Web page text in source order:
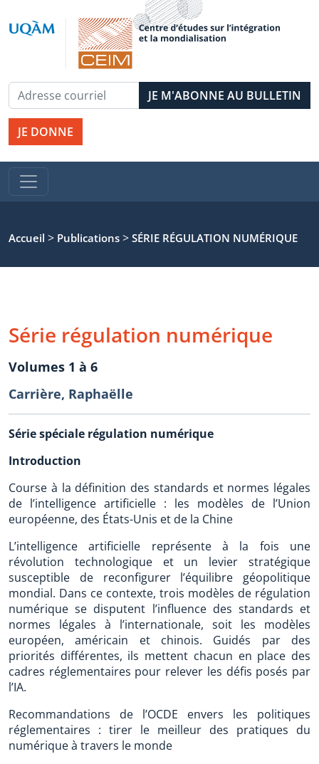
JE DONNE
Accueil > Publications > SÉRIE RÉGULATION NUMÉRIQUE
Série régulation numérique
Volumes 1 à 6
Carrière, Raphaëlle
Série spéciale régulation numérique
Introduction
Course à la définition des standards et normes légales
de l’intelligence artificielle : les modèles de l’Union
européenne, des États-Unis et de la Chine
L’intelligence artificielle représente à la fois une
révolution technologique et un levier stratégique
susceptible de reconfigurer l’équilibre géopolitique
mondial. Dans ce contexte, trois modèles de régulation
numérique se disputent l’influence des standards et
normes légales à l’internationale, soit les modèles
européen, américain et chinois. Guidés par des
priorités différentes, ils mettent chacun en place des
cadres réglementaires pour relever les défis posés par
l’IA.
Recommandations de l’OCDE envers les politiques
réglementaires : tirer le meilleur des pratiques du
numérique à travers le monde